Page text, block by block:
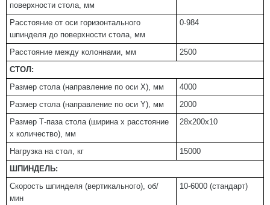
поверхности стола, мм
Расстояние от оси горизонтального
шпинделя до поверхности стола, мм
0-984
Расстояние между колоннами, мм
2500
СТОЛ:
Размер стола (направление по оси Х), мм
4000
Размер стола (направление по оси Y), мм
2000
Размер Т-паза стола (ширина х расстояние
х количество), мм
28х200х10
Нагрузка на стол, кг
15000
ШПИНДЕЛЬ:
Скорость шпинделя (вертикального), об/
мин
10-6000 (стандарт)